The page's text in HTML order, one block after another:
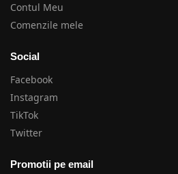
Contul Meu
Comenzile mele
Social
Facebook
Instagram
TikTok
Twitter
Promotii pe email